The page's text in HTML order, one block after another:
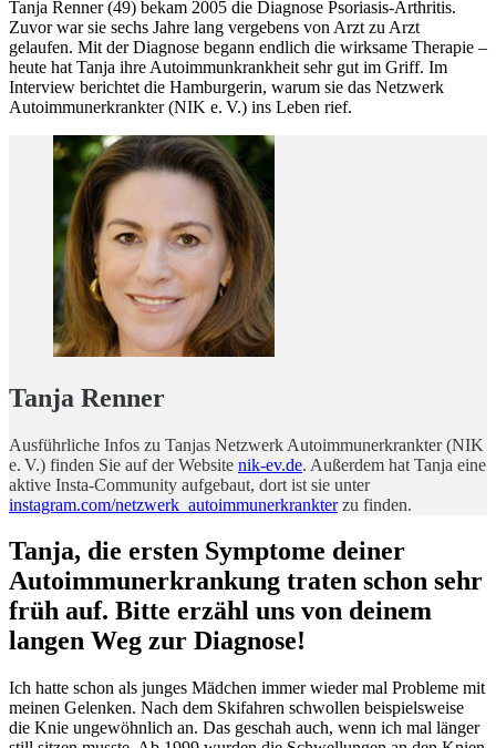
Tanja Renner (49) bekam 2005 die Diagnose Psoriasis-Arthritis.
Zuvor war sie sechs Jahre lang vergebens von Arzt zu Arzt
gelaufen. Mit der Diagnose begann endlich die wirksame Therapie –
heute hat Tanja ihre Autoimmunkrankheit sehr gut im Griff. Im
Interview berichtet die Hamburgerin, warum sie das Netzwerk
Autoimmunerkrankter (NIK e. V.) ins Leben rief.
Tanja Renner
Ausführliche Infos zu Tanjas Netzwerk Autoimmunerkrankter (NIK
e. V.) finden Sie auf der Website nik-ev.de. Außerdem hat Tanja eine
aktive Insta-Community aufgebaut, dort ist sie unter
instagram.com/netzwerk_autoimmunerkrankterzu finden.
Tanja, die ersten Symptome deiner
Autoimmunerkrankung traten schon sehr
früh auf. Bitte erzähl uns von deinem
langen Weg zur Diagnose!
Ich hatte schon als junges Mädchen immer wieder mal Probleme mit
meinen Gelenken. Nach dem Skifahren schwollen beispielsweise
die Knie ungewöhnlich an. Das geschah auch, wenn ich mal länger